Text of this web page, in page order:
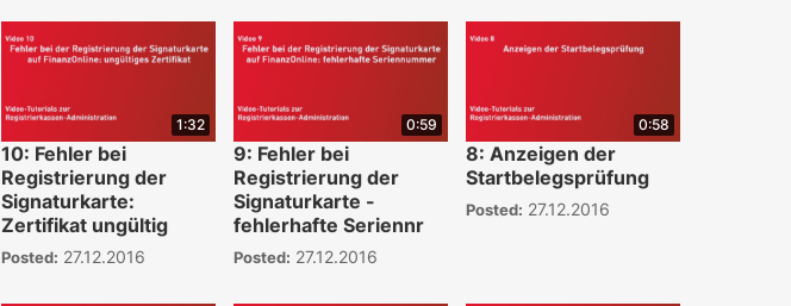
1:32
10: Fehler bei
Registrierung der
Signaturkarte:
Zertifikat ungültig
Posted: 27.12.2016
0:59
9: Fehler bei
Registrierung der
Signaturkarte -
fehlerhafte Seriennr
Posted: 27.12.2016
0:58
8: Anzeigen der
Startbelegsprüfung
Posted: 27.12.2016